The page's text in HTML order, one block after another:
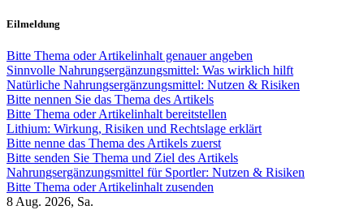
Zum
springen
Eilmeldung
Bitte Thema oder Artikelinhalt genauer angeben
Sinnvolle Nahrungsergänzungsmittel: Was wirklich hilft
Natürliche Nahrungsergänzungsmittel: Nutzen & Risiken
Bitte nennen Sie das Thema des Artikels
Bitte Thema oder Artikelinhalt bereitstellen
Lithium: Wirkung, Risiken und Rechtslage erklärt
Bitte nenne das Thema des Artikels zuerst
Bitte senden Sie Thema und Ziel des Artikels
Nahrungsergänzungsmittel für Sportler: Nutzen & Risiken
Bitte Thema oder Artikelinhalt zusenden
8 Aug. 2026, Sa.